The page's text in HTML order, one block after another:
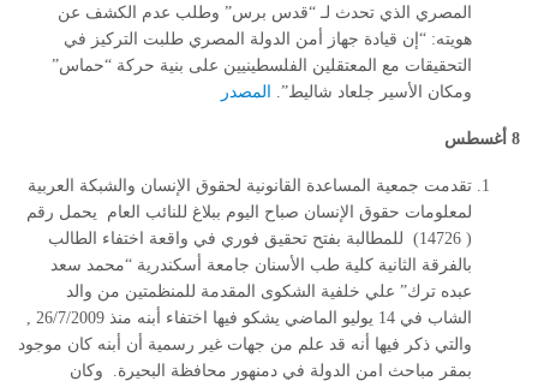
المصري الذي تحدث لـ “قدس برس” وطلب عدم الكشف عن
هويته: “إن قيادة جهاز أمن الدولة المصري طلبت التركيز في
التحقيقات مع المعتقلين الفلسطينيين على بنية حركة “حماس”
ومكان الأسير جلعاد شاليط”.
المصدر
8 أغسطس
تقدمت جمعية المساعدة القانونية لحقوق الإنسان والشبكة العربية
لمعلومات حقوق الإنسان صباح اليوم ببلاغ للنائب العام يحمل رقم
( 14726) للمطالبة بفتح تحقيق فوري في واقعة اختفاء الطالب
بالفرقة الثانية كلية طب الأسنان جامعة أسكندرية “محمد سعد
عبده ترك” علي خلفية الشكوى المقدمة للمنظمتين من والد
الشاب في 14 يوليو الماضي يشكو فيها اختفاء أبنه منذ 26/7/2009 ,
والتي ذكر فيها أنه قد علم من جهات غير رسمية أن أبنه كان موجود
بمقر مباحث امن الدولة في دمنهور محافظة البحيرة. وكان